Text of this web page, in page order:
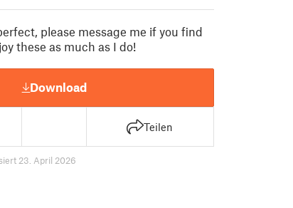
please message me if you find
these as much as I do!
Download
Teilen
23. April 2026